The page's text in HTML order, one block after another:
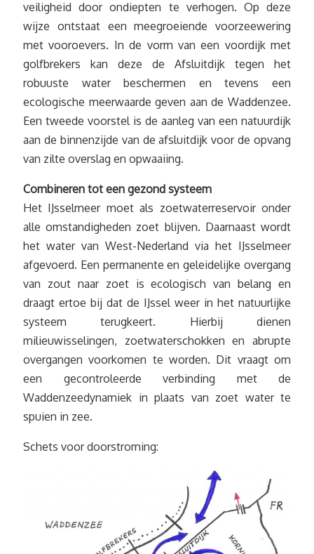
veiligheid door ondiepten te verhogen. Op deze
wijze ontstaat een meegroeiende voorzeewering
met vooroevers. In de vorm van een voordijk met
golfbrekers kan deze de Afsluitdijk tegen het
robuuste water beschermen en tevens een
ecologische meerwaarde geven aan de Waddenzee.
Een tweede voorstel is de aanleg van een natuurdijk
aan de binnenzijde van de afsluitdijk voor de opvang
van zilte overslag en opwaaiing.
Combineren tot een gezond systeem
Het IJsselmeer moet als zoetwaterreservoir onder
alle omstandigheden zoet blijven. Daarnaast wordt
het water van West-Nederland via het IJsselmeer
afgevoerd. Een permanente en geleidelijke overgang
van zout naar zoet is ecologisch van belang en
draagt ertoe bij dat de IJssel weer in het natuurlijke
systeem terugkeert. Hierbij dienen
milieuwisselingen, zoetwaterschokken en abrupte
overgangen voorkomen te worden. Dit vraagt om
een gecontroleerde verbinding met de
Waddenzeedynamiek in plaats van zoet water te
spuien in zee.
Schets voor doorstroming: